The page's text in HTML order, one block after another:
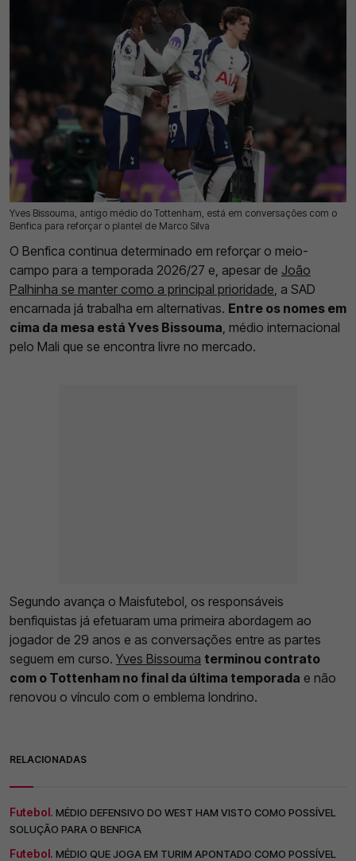
Yves Bissouma, antigo médio do Tottenham, está em conversações com o
Benfica para reforçar o plantel de Marco Silva
18 Jul 2026 | 17:37 | 0
O Benfica continua determinado em reforçar o meio-
campo para a temporada 2026/27 e, apesar de João
Palhinha se manter como a principal prioridade , a SAD
encarnada já trabalha em alternativas. Entre os nomes em
cima da mesa está Yves Bissouma , médio internacional
pelo Mali que se encontra livre no mercado.
Segundo avança o Maisfutebol, os responsáveis
benfiquistas já efetuaram uma primeira abordagem ao
jogador de 29 anos e as conversações entre as partes
seguem em curso. Yves Bissouma terminou contrato
com o Tottenham no final da última temporada e não
renovou o vínculo com o emblema londrino.
RELACIONADAS
Futebol. MÉDIO DEFENSIVO DO WEST HAM VISTO COMO POSSÍVEL
SOLUÇÃO PARA O BENFICA
Futebol. MÉDIO QUE JOGA EM TURIM APONTADO COMO POSSÍVEL